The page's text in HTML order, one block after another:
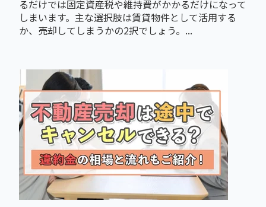
るだけでは固定資産税や維持費がかかるだけになって
しまいます。主な選択肢は賃貸物件として活用する
か、売却してしまうかの2択でしょう。...